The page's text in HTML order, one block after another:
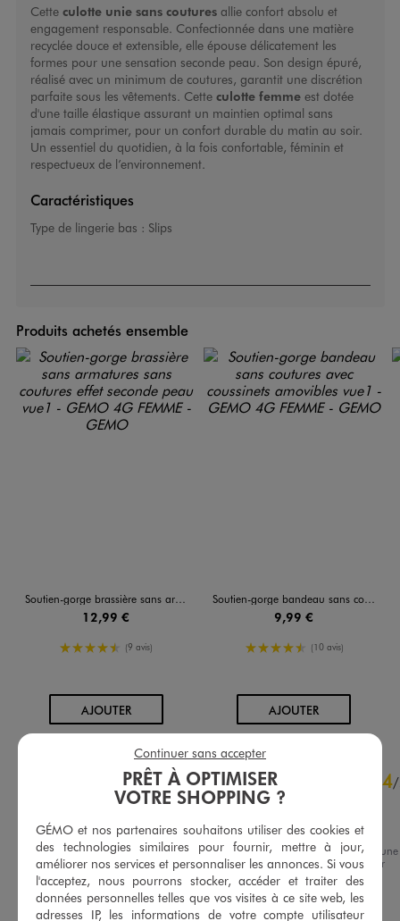
Cette culotte unie sans couturesallie confort absolu et
engagement responsable. Confectionnée dans une matière
recyclée douce et extensible, elle épouse délicatement les
formes pour une sensation seconde peau. Son design épuré,
réalisé avec un minimum de coutures, garantit une discrétion
parfaite sous les vêtements. Cette culotte femmeest dotée
d'une taille élastique assurant un maintien optimal sans
jamais comprimer, pour un confort durable du matin au soir.
Un essentiel du quotidien, à la fois confortable, féminin et
respectueux de l’environnement.
Caractéristiques
Type de lingerie bas : Slips
Produits achetés ensemble
Soutien-gorge brassière sans armatures sans coutures effet seconde peau
12,99 €
4.5/5 de moyenne
(9 avis)
AJOUTERAU PANIER
Soutien-gorge bandeau sans coutures avec coussinets amovibles
9,99 €
4.5/5 de moyenne
(10 avis)
AJOUTERAU PANIER
4.9/5
Basé sur 8 avis soumis à un
contrôle
Voir tous les avis sur ce site
4/
Avis vérifié et récompensé
Agréable à porter
Avis du 01/08/2026
, suite à une
expérience du18/07/2026
par
Nathalie D.
Signaler
PRÊT À OPTIMISER
VOTRE SHOPPING ?
GÉMO et nos partenaires souhaitons utiliser des cookies et
des technologies similaires pour fournir, mettre à jour,
améliorer nos services et personnaliser les annonces. Si vous
l'acceptez, nous pourrons stocker, accéder et traiter des
données personnelles telles que vos visites à ce site web, les
adresses IP, les informations de votre compte utilisateur
Continuer sans accepter